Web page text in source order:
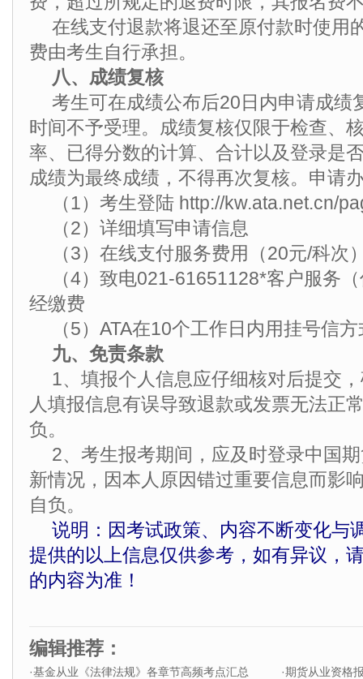
在线支付退款将退还至原付款时使用
费由考生自行承担。
八、成绩复核
考生可在成绩公布后20日内申请成绩
时间不予受理。成绩复核仅限于检查、
率、已得分数的计算、合计以及登录是
成绩为最终成绩，不得再次复核。申请
（1）考生登陆 http://kw.ata.net.cn/
（2）详细填写申请信息
（3）在线支付服务费用（20元/科次
（4）致电021-61651128*客户服务
经缴费
（5）ATA在10个工作日内用挂号信
九、免责条款
1、填报个人信息应仔细核对后提交
人填报信息有误导致退款或发票无法正
负。
2、考生报考期间，应及时登录中国
新情况，因本人原因错过重要信息而影
自负。
说明：因考试政策、内容不断变化与
提供的以上信息仅供参考，如有异议，
的内容为准！
编辑推荐：
·基金从业《法律法规》各章节高频考点汇总 ·期货从业资格